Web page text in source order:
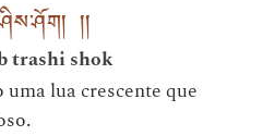
།།
trashi shok
lua crescente que